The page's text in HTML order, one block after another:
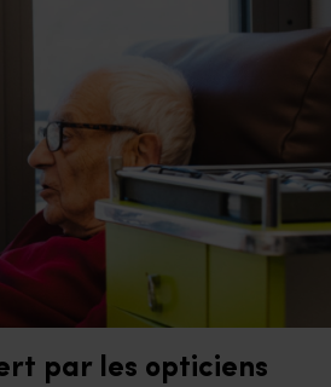
par les opticiens